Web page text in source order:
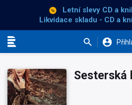
Letní slevy CD a
Likvidace skladu - CD a
Sesterská